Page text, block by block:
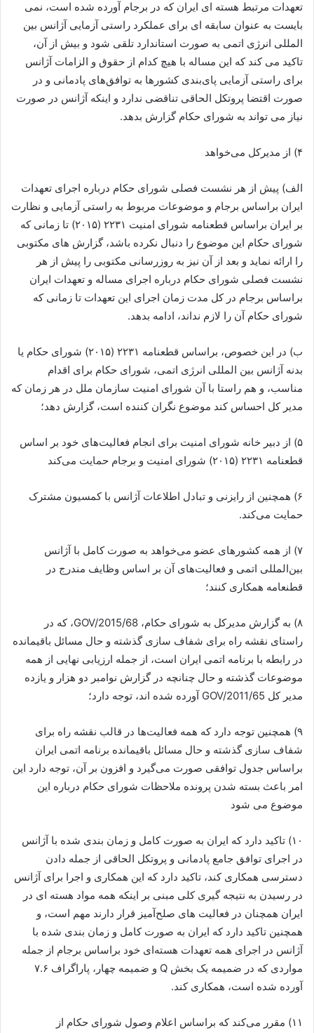
تعهدات مرتبط هسته ای ایران که در برجام آورده شده است، نمی
بایست به عنوان سابقه ای برای عملکرد راستی آزمایی آژانس بین
المللی انرژی اتمی به صورت استاندارد تلقی شود و بیش از آن،
تاکید می کند که این مساله با هیچ کدام از حقوق و الزامات آژانس
برای راستی آزمایی پای‌بندی کشورها به توافق‌های پادمانی و در
صورت اقتضا پروتکل الحاقی تناقضی ندارد و اینکه آژانس در صورت
نیاز می تواند به شورای حکام گزارش بدهد.
۴) از مدیر‌کل می‌خواهد
الف) پیش از هر نشست فصلی شورای حکام درباره اجرای تعهدات
ایران براساس برجام و موضوعات مربوط به راستی آزمایی و نظارت
بر ایران براساس قطعنامه شورای امنیت ۲۲۳۱ (۲۰۱۵) تا زمانی که
شورای حکام این موضوع را دنبال نکرده باشد، گزارش های مکتوبی
را ارائه نماید و بعد از آن نیز به روزرسانی مکتوبی را پیش از هر
نشست فصلی شورای حکام درباره اجرای مساله و تعهدات ایران
براساس برجام در کل مدت زمان اجرای این تعهدات تا زمانی که
شورای حکام آن را لازم نداند، ادامه بدهد.
ب) در این خصوص، براساس قطعنامه ۲۲۳۱ (۲۰۱۵) شورای حکام یا
بدنه آژانس بین المللی انرژی اتمی، شورای حکام برای اقدام
مناسب، و هم راستا با آن شورای امنیت سازمان ملل در هر زمان که
مدیر کل احساس کند موضوع نگران کننده است، گزارش دهد؛
۵) از دبیر خانه شورای امنیت برای انجام فعالیت‌های خود بر اساس
قطعنامه ۲۲۳۱ (۲۰۱۵) شورای امنیت و برجام حمایت می‌کند
۶) همچنین از رایزنی و تبادل اطلاعات آژانس با کمسیون مشترک
حمایت می‌کند.
۷) از همه کشورهای عضو می‌خواهد به صورت کامل با آژانس
بین‌المللی اتمی و فعالیت‌های آن بر اساس وظایف مندرج در
قطنعامه همکاری کنند؛
۸) به گزارش مدیرکل به شورای حکام، GOV/2015/68، که در
راستای نقشه راه برای شفاف سازی گذشته و حال مسائل باقیمانده
در رابطه با برنامه اتمی ایران است، از جمله ارزیابی نهایی از همه
موضوعات گذشته و حال چنانچه در گزارش نوامبر دو هزار و یازده
مدیر کل GOV/2011/65 آورده شده اند، توجه دارد؛
۹) همچنین توجه دارد که همه فعالیت‌ها در قالب نقشه راه برای
شفاف سازی گذشته و حال مسائل باقیمانده برنامه اتمی ایران
براساس جدول توافقی صورت می‌گیرد و افزون بر آن، توجه دارد این
امر باعث بسته شدن پرونده ملاحظات شورای حکام درباره این
موضوع می شود
۱۰) تاکید دارد که ایران به صورت کامل و زمان بندی شده با آژانس
در اجرای توافق جامع پادمانی و پروتکل الحاقی از جمله دادن
دسترسی همکاری کند، تاکید دارد که این همکاری و اجرا برای آژانس
در رسیدن به نتیجه گیری کلی مبنی بر اینکه همه مواد هسته ای در
ایران همچنان در فعالیت های صلح‌آمیز قرار دارند مهم است، و
همچنین تاکید دارد که ایران به صورت کامل و زمان بندی شده با
آژانس در اجرای همه تعهدات هسته‌ای خود براساس برجام از جمله
مواردی که در ضمیمه یک بخش Q و ضمیمه چهار، پاراگراف ۷.۶
آورده شده است، همکاری کند.
۱۱) مقرر می‌کند که براساس اعلام وصول شورای حکام از